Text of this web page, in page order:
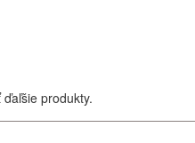
produkty.